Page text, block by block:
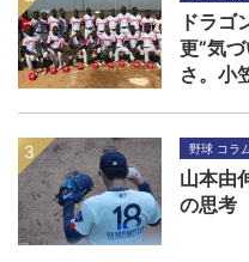
ドラゴ
更”気
さ。小
野球 コラ
山本由
の思考